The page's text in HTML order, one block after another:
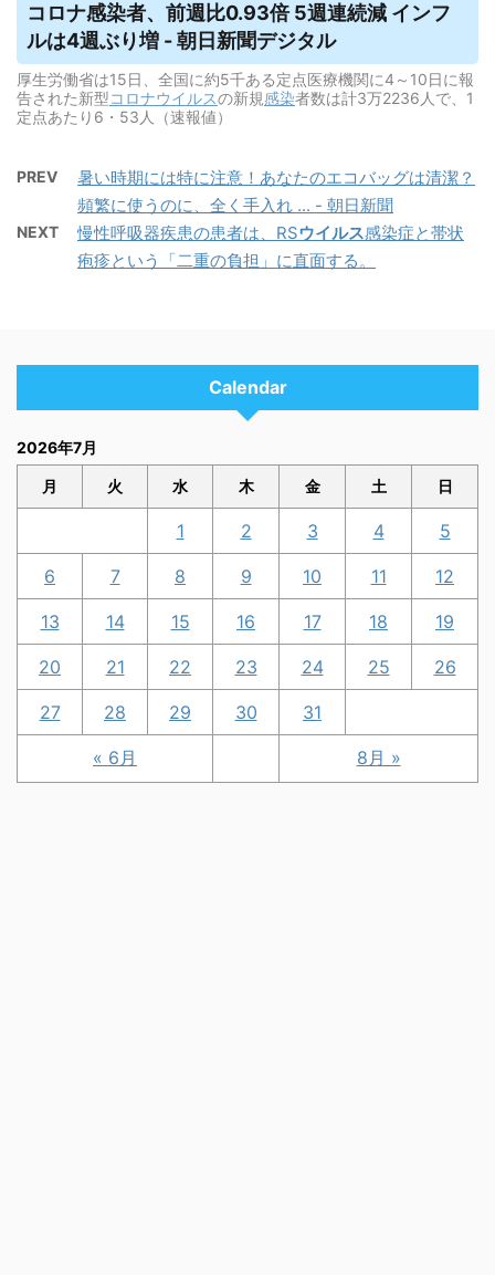
コロナ感染者、前週比0.93倍 5週連続減 インフ
ルは4週ぶり増 - 朝日新聞デジタル
厚生労働省は15日、全国に約5千ある定点医療機関に4～10日に報
告された新型コロナウイルスの新規感染者数は計3万2236人で、1
定点あたり6・53人（速報値）
PREV
暑い時期には特に注意！あなたのエコバッグは清潔？
頻繁に使うのに、全く手入れ ... - 朝日新聞
NEXT 慢性呼吸器疾患の患者は、RSウイルス感染症と帯状
疱疹という「二重の負担」に直面する。
Calendar
2026年7月
月 火 水 木 金 土 日
« 6月 8月 »
1 2 3 4 5
6 7 8 9 10 11 12
13 14 15 16 17 18 19
20 21 22 23 24 25 26
27 28 29 30 31